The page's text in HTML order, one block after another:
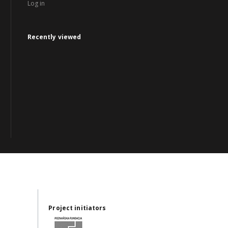
Log in
Recently viewed
Project initiators